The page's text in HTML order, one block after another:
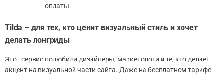
оплаты.
Tilda – для тех, кто ценит визуальный стиль и хочет
делать лонгриды
Этот сервис полюбили дизайнеры, маркетологи и те, кто делает
акцент на визуальной части сайта. Даже на бесплатном тарифе